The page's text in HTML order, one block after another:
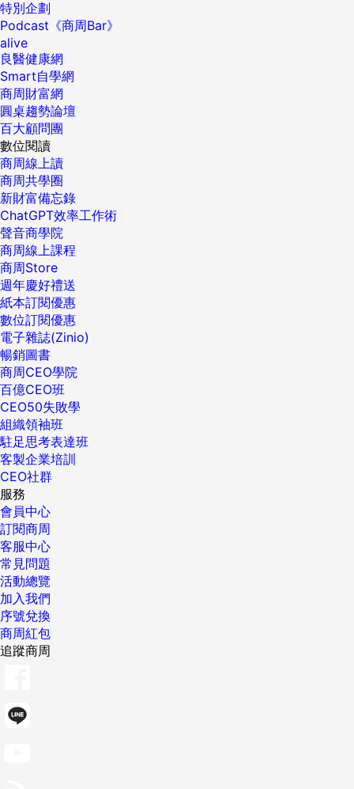
特別企劃
Podcast《商周Bar》
alive
良醫健康網
Smart自學網
商周財富網
圓桌趨勢論壇
百大顧問團
數位閱讀
商周線上讀
商周共學圈
新財富備忘錄
ChatGPT效率工作術
聲音商學院
商周線上課程
商周Store
週年慶好禮送
紙本訂閱優惠
數位訂閱優惠
電子雜誌(Zinio)
暢銷圖書
商周CEO學院
百億CEO班
CEO50失敗學
組織領袖班
駐足思考表達班
客製企業培訓
CEO社群
服務
會員中心
訂閱商周
客服中心
常見問題
活動總覽
加入我們
序號兌換
商周紅包
追蹤商周